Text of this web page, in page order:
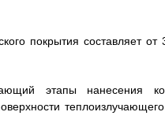
покрытия составляет от
этапы нанесения